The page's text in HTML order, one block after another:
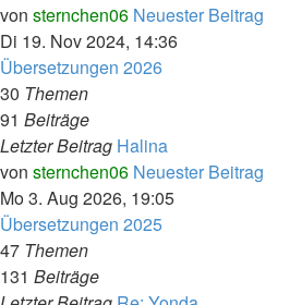
von sternchen06 Neuester Beitrag
Di 19. Nov 2024, 14:36
Übersetzungen 2026
30 Themen
91 Beiträge
Letzter Beitrag Halina
von sternchen06 Neuester Beitrag
Mo 3. Aug 2026, 19:05
Übersetzungen 2025
47 Themen
131 Beiträge